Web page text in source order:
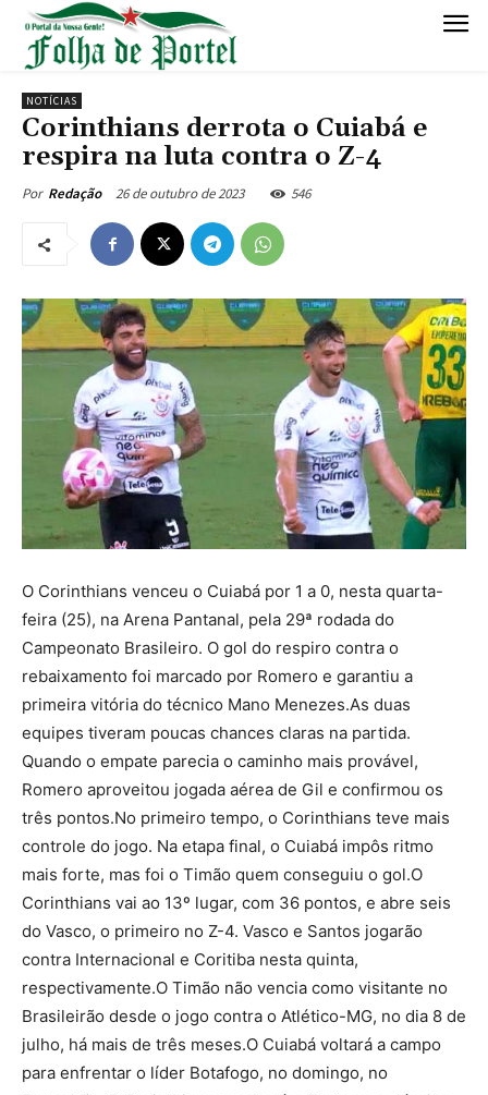
NOTÍCIAS
Corinthians derrota o Cuiabá e
respira na luta contra o Z-4
Por Redação 26 de outubro de 2023 546
O Corinthians venceu o Cuiabá por 1 a 0, nesta quarta-
feira (25), na Arena Pantanal, pela 29ª rodada do
Campeonato Brasileiro. O gol do respiro contra o
rebaixamento foi marcado por Romero e garantiu a
primeira vitória do técnico Mano Menezes.As duas
equipes tiveram poucas chances claras na partida.
Quando o empate parecia o caminho mais provável,
Romero aproveitou jogada aérea de Gil e confirmou os
três pontos.No primeiro tempo, o Corinthians teve mais
controle do jogo. Na etapa final, o Cuiabá impôs ritmo
mais forte, mas foi o Timão quem conseguiu o gol.O
Corinthians vai ao 13º lugar, com 36 pontos, e abre seis
do Vasco, o primeiro no Z-4. Vasco e Santos jogarão
contra Internacional e Coritiba nesta quinta,
respectivamente.O Timão não vencia como visitante no
Brasileirão desde o jogo contra o Atlético-MG, no dia 8 de
julho, há mais de três meses.O Cuiabá voltará a campo
para enfrentar o líder Botafogo, no domingo, no